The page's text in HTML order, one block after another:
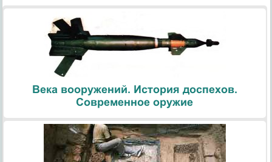
Века вооружений. История доспехов.
Современное оружие